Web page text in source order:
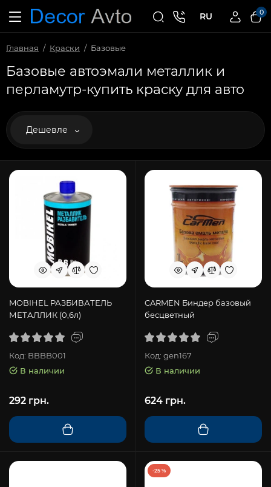
RU 0
Главная Краски Базовые
Базовые автоэмали металлик и
перламутр-купить краску для авто
Дешевле
MOBIHEL РАЗБИВАТЕЛЬ
МЕТАЛЛИК (0,6л)
Код: BBBB001
В наличии
292 грн.
CARMEN Биндер базовый
бесцветный
Код: gen167
В наличии
624 грн.
-25 %